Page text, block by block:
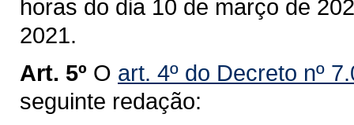
horas do dia 10 de março de
2021.
Art. 5º O art. 4º do Decreto nº
seguinte redação: